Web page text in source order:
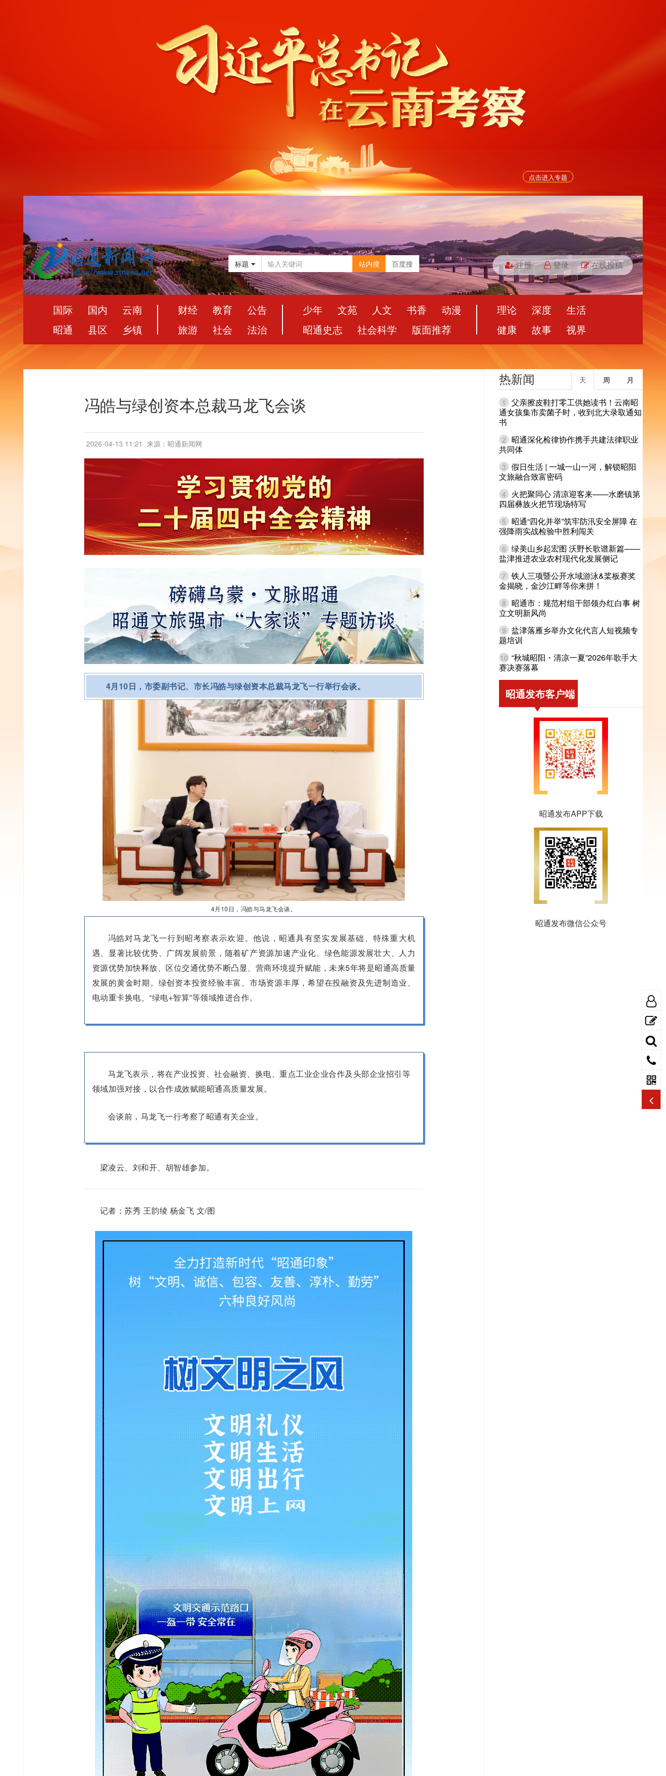
点击进入专题
标题 站内搜 百度搜 注册 登录 在线投稿
国际 国内
云南
昭通
县区 乡镇
财经 教育
公告
旅游
社会 法治
少年 文苑 人文 书香
动漫
昭通史志
社会科学 版面推荐
理论 深度
生活
健康
故事 视界
冯皓与绿创资本总裁马龙飞会谈
2026-04-13 11:21 来源：昭通新闻网
4月10日，市委副书记、市长冯皓与绿创资本总裁马龙飞一行举行会谈。
4月10日，冯皓与马龙飞会谈。
冯皓对马龙飞一行到昭考察表示欢迎。他说，昭通具有坚实发展基础、特殊重大机
遇、显著比较优势、广阔发展前景，随着矿产资源加速产业化、绿色能源发展壮大、人力
资源优势加快释放、区位交通优势不断凸显、营商环境提升赋能，未来5年将是昭通高质量
发展的黄金时期。绿创资本投资经验丰富、市场资源丰厚，希望在投融资及先进制造业、
电动重卡换电、“绿电+智算”等领域推进合作。
马龙飞表示，将在产业投资、社会融资、换电、重点工业企业合作及头部企业招引等
领域加强对接，以合作成效赋能昭通高质量发展。
会谈前，马龙飞一行考察了昭通有关企业。
梁凌云、刘和开、胡智雄参加。
记者：苏秀 王韵绫 杨金飞 文/图
热新闻 月
周
天
1
父亲擦皮鞋打零工供她读书！云南昭
通女孩集市卖菌子时，收到北大录取通知
书
2
昭通深化检律协作携手共建法律职业
共同体
3 假日生活 | 一城一山一河，解锁昭阳
文旅融合致富密码
4
火把聚同心 清凉迎客来——水磨镇第
四届彝族火把节现场特写
5
昭通“四化并举”筑牢防汛安全屏障 在
强降雨实战检验中胜利闯关
6 绿美山乡起宏图 沃野长歌谱新篇——
盐津推进农业农村现代化发展侧记
7 铁人三项暨公开水域游泳&桨板赛奖
金揭晓，金沙江畔等你来拼！
8
昭通市：规范村组干部领办红白事 树
立文明新风尚
9 盐津落雁乡举办文化代言人短视频专
题培训
10 “秋城昭阳・清凉一夏”2026年歌手大
赛决赛落幕
昭通发布客户端
昭通发布APP下载
昭通发布微信公众号